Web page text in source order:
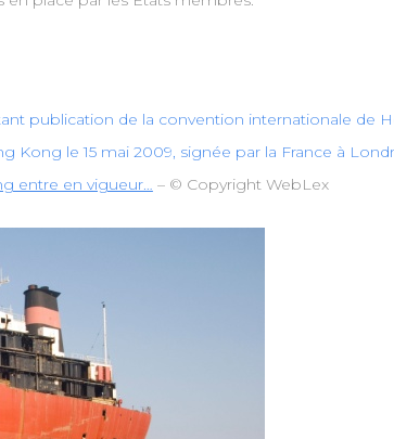
publication de la convention internationale
Kong le 15 mai 2009, signée par la France à
entre en vigueur… – © Copyright WebLex